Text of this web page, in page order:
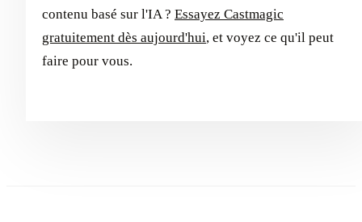
contenu basé sur l'IA ? Essayez Castmagic
gratuitement dès aujourd'hui, et voyez ce qu'il peut
faire pour vous.